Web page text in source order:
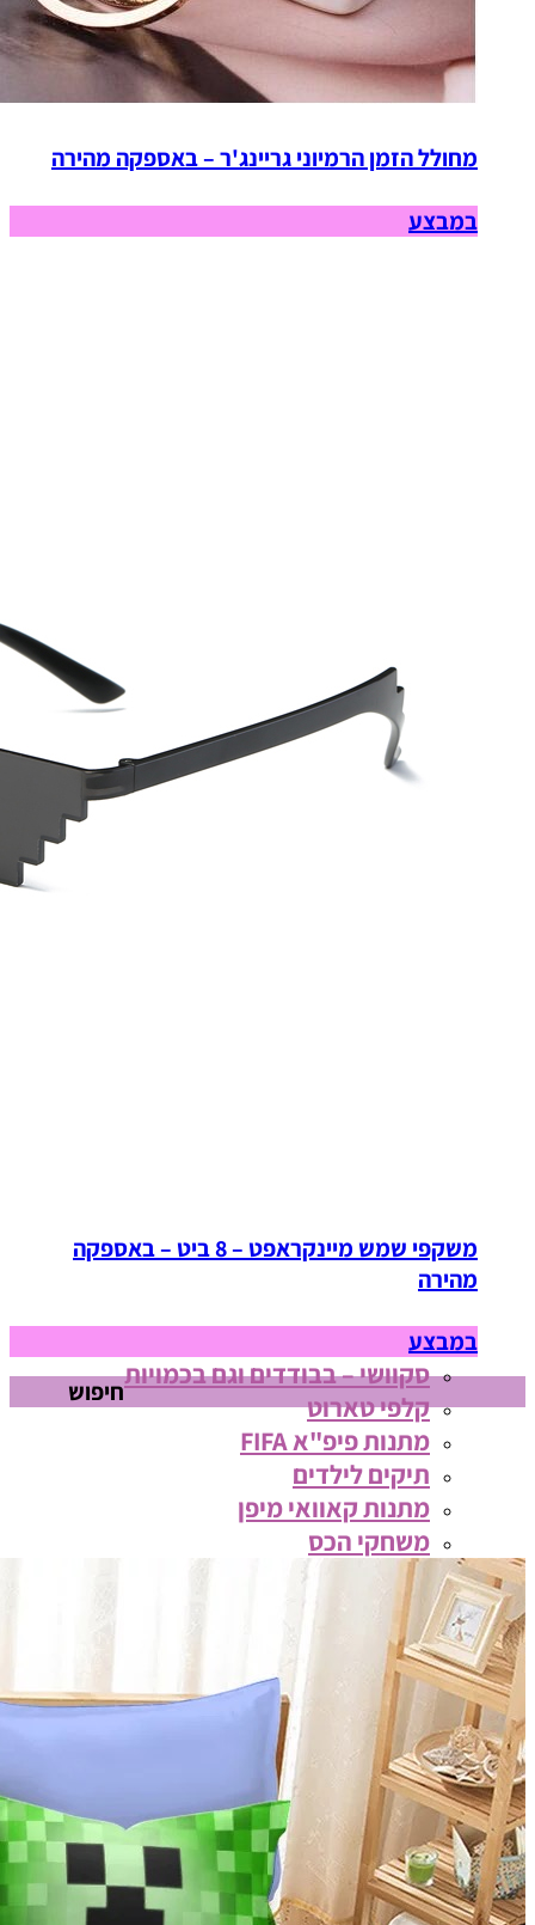
מחולל הזמן הרמיוני גריינג'ר – באספקה מהירה
במבצע
משקפי שמש מיינקראפט – 8 ביט – באספקה
מהירה
במבצע
סקוושי – בבודדים וגם בכמויות
קלפי טארוט
מתנות פיפ"א FIFA
תיקים לילדים
מתנות קאוואי מיפן
משחקי הכס
חיפוש